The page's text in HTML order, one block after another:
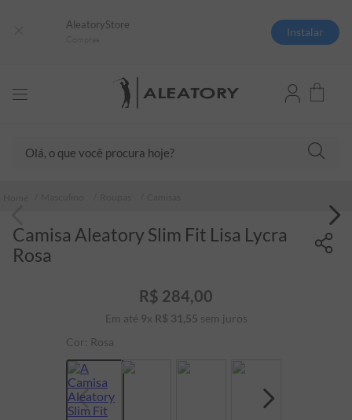
AleatoryStore
Instalar
Camisa Aleatory Slim Fit Lisa Lycra
Rosa
R$ 284,00
Em até 9x R$ 31 ,55 sem juros
Cor: Rosa
2 º
camiseta listrada
4º
camiseta
5º
pima
7º
bermuda